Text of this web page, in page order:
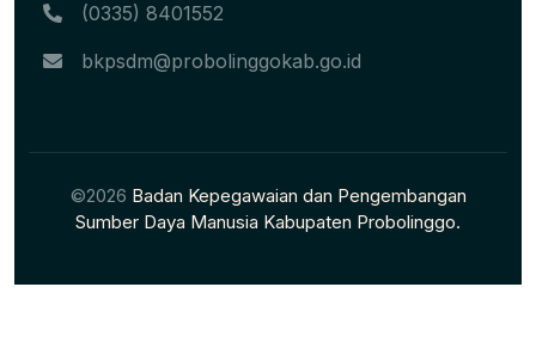
(0335) 8401552
bkpsdm@probolinggokab.go.id
©2026 Badan Kepegawaian dan Pengembangan
Sumber Daya Manusia Kabupaten Probolinggo.